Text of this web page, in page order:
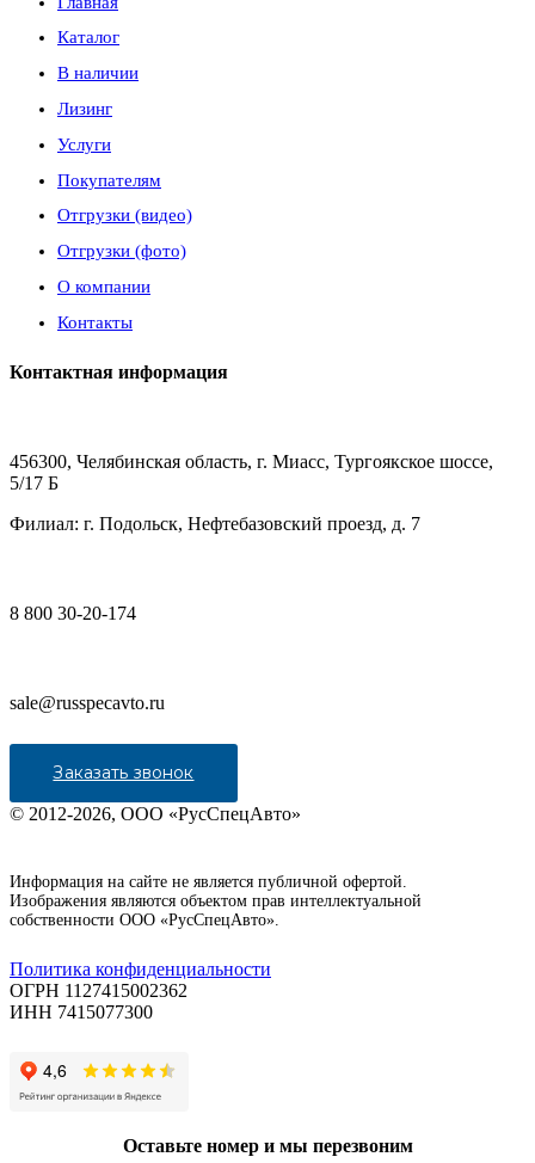
Каталог
В наличии
Лизинг
Услуги
Покупателям
Отгрузки (видео)
Отгрузки (фото)
О компании
Контакты
Контактная информация
456300, Челябинская область, г. Миасс, Тургоякское шоссе,
5/17 Б
Филиал: г. Подольск, Нефтебазовский проезд, д. 7
8 800 30-20-174
sale@russpecavto.ru
Заказать звонок
© 2012-2026, ООО «РусСпецАвто»
Информация на сайте не является публичной офертой.
Изображения являются объектом прав интеллектуальной
собственности ООО «РусСпецАвто».
Политика конфиденциальности
ОГРН 1127415002362
ИНН 7415077300
Оставьте номер и мы перезвоним